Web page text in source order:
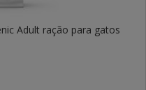
Adult ração para gatos